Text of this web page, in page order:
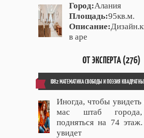
Город:Алания
Площадь:95кв.м.
Описание:
в аре
ОТ ЭКСПЕРТА (276)
ID82 МАТЕМАТИКА СВОБОДЫ И ПОЭЗИЯ
Иногда, чтобы
мас штаб
подняться на 74
увидет